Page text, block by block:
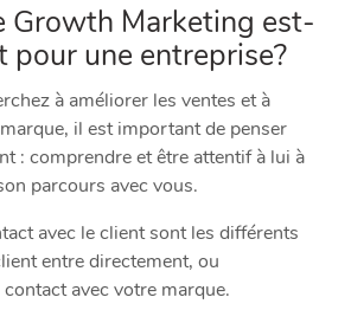
Growth Marketing est-
pour une entreprise?
à améliorer les ventes et à
il est important de penser
: comprendre et être attentif à lui à
parcours avec vous.
avec le client sont les différents
entre directement, ou
avec votre marque.